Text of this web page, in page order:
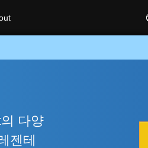
다양
젠테